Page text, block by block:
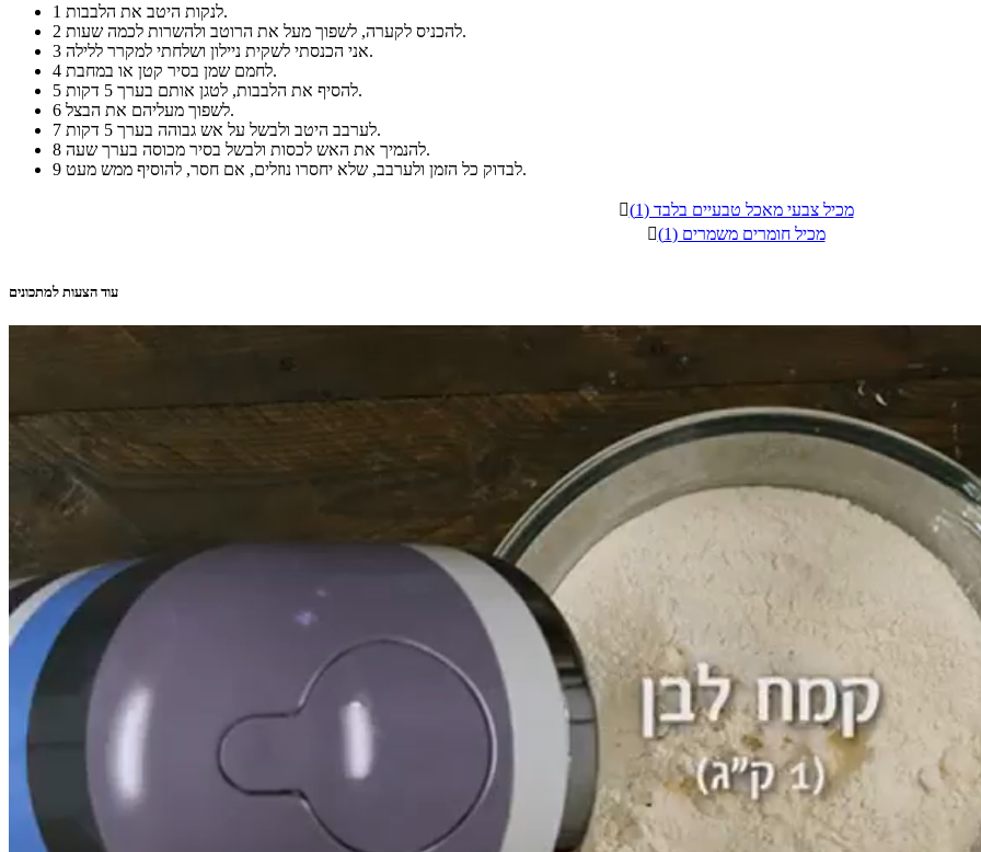
1
לנקות היטב את הלבבות.
2
להכניס לקערה, לשפוך מעל את הרוטב ולהשרות לכמה שעות.
3
אני הכנסתי לשקית ניילון ושלחתי למקרר ללילה.
4
לחמם שמן בסיר קטן או במחבת.
5
להסיף את הלבבות, לטגן אותם בערך 5 דקות.
6
לשפוך מעליהם את הבצל.
7
לערבב היטב ולבשל על אש גבוהה בערך 5 דקות.
8
להנמיך את האש לכסות ולבשל בסיר מכוסה בערך שעה.
9
לבדוק כל הזמן ולערבב, שלא יחסרו נוזלים, אם חסר, להוסיף ממש מעט.

מכיל צבעי מאכל טבעיים בלבד (1)

מכיל חומרים משמרים (1)
עוד הצעות למתכונים